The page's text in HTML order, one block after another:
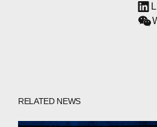
RELATED NEWS